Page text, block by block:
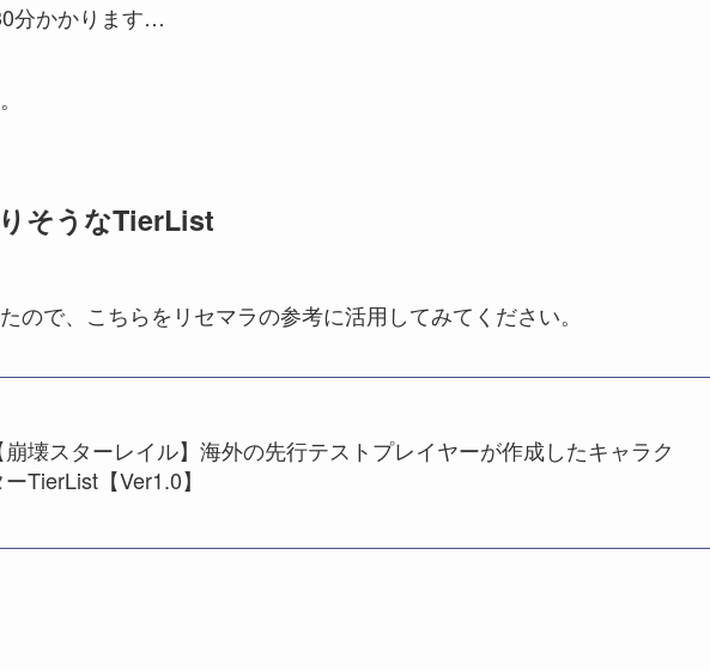
分かかります…
そうなTierList
ので、こちらをリセマラの参考に活用してみてください。
崩壊スターレイル】海外の先行テストプレイヤーが作成したキャラク
ーTierList【Ver1.0】